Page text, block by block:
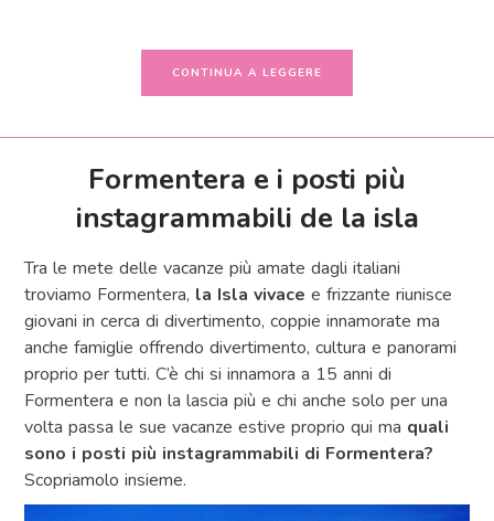
CONTINUA A LEGGERE
Formentera e i posti più
instagrammabili de la isla
Tra le mete delle vacanze più amate dagli italiani
troviamo Formentera, la Isla vivace e frizzante riunisce
giovani in cerca di divertimento, coppie innamorate ma
anche famiglie offrendo divertimento, cultura e panorami
proprio per tutti. C’è chi si innamora a 15 anni di
Formentera e non la lascia più e chi anche solo per una
volta passa le sue vacanze estive proprio qui ma quali
sono i posti più instagrammabili di Formentera?
Scopriamolo insieme.